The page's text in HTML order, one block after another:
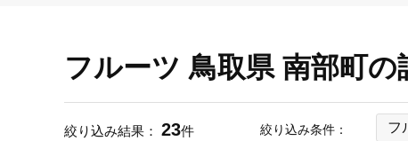
フルーツ 鳥取県 南部町の
絞り込み結果： 23件 絞り込み条件： フ